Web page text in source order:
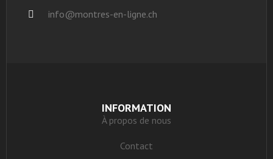
info@montres-en-ligne.ch
INFORMATION
À propos de nous
Contact